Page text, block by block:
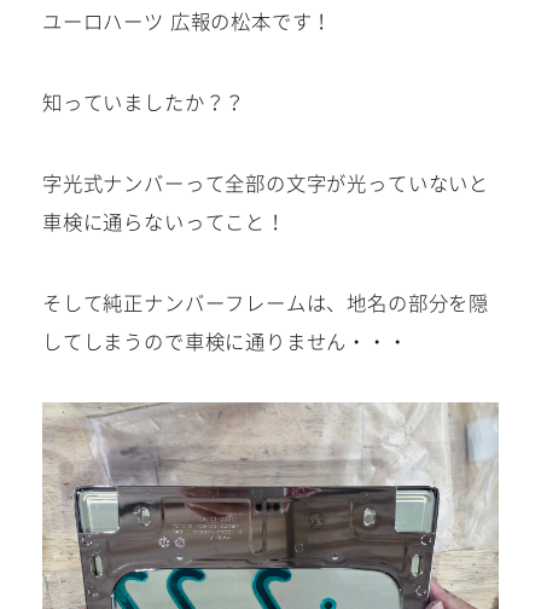
中!
WEBからご相談
24時間受付中！
ユーロハーツ 広報の松本です！
知っていましたか？？
字光式ナンバーって全部の文字が光っていないと
車検に通らないってこと！
そして純正ナンバーフレームは、地名の部分を隠
してしまうので車検に通りません・・・